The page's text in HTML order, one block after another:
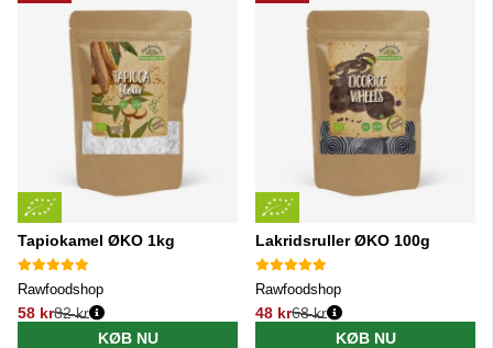
Tapiokamel ØKO 1kg
Rawfoodshop
58 kr
Normalpris:
82 kr
KØB NU
Lakridsruller ØKO 100g
Rawfoodshop
48 kr
Normalpris:
68 kr
KØB NU